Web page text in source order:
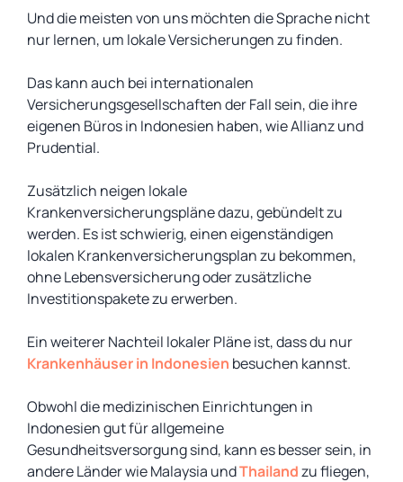
Und die meisten von uns möchten die Sprache nicht
nur lernen, um lokale Versicherungen zu finden.
Das kann auch bei internationalen
Versicherungsgesellschaften der Fall sein, die ihre
eigenen Büros in Indonesien haben, wie Allianz und
Prudential.
Zusätzlich neigen lokale
Krankenversicherungspläne dazu, gebündelt zu
werden. Es ist schwierig, einen eigenständigen
lokalen Krankenversicherungsplan zu bekommen,
ohne Lebensversicherung oder zusätzliche
Investitionspakete zu erwerben.
Ein weiterer Nachteil lokaler Pläne ist, dass du nur
Krankenhäuser in Indonesien besuchen kannst.
Obwohl die medizinischen Einrichtungen in
Indonesien gut für allgemeine
Gesundheitsversorgung sind, kann es besser sein, in
andere Länder wie Malaysia undThailandzu fliegen,